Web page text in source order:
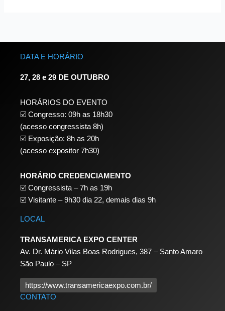
DATA E HORÁRIO
27, 28 e 29 DE OUTUBRO
HORÁRIOS DO EVENTO
☑️ Congresso: 09h as 18h30
(acesso congressista 8h)
☑️ Exposição: 8h as 20h
(acesso expositor 7h30)
HORÁRIO CREDENCIAMENTO
☑️ Congressista – 7h as 19h
☑️ Visitante – 9h30 dia 22, demais dias 9h
LOCAL
TRANSAMERICA EXPO CENTER
Av. Dr. Mário Vilas Boas Rodrigues, 387 – Santo Amaro
São Paulo – SP
https://www.transamericaexpo.com.br/
CONTATO